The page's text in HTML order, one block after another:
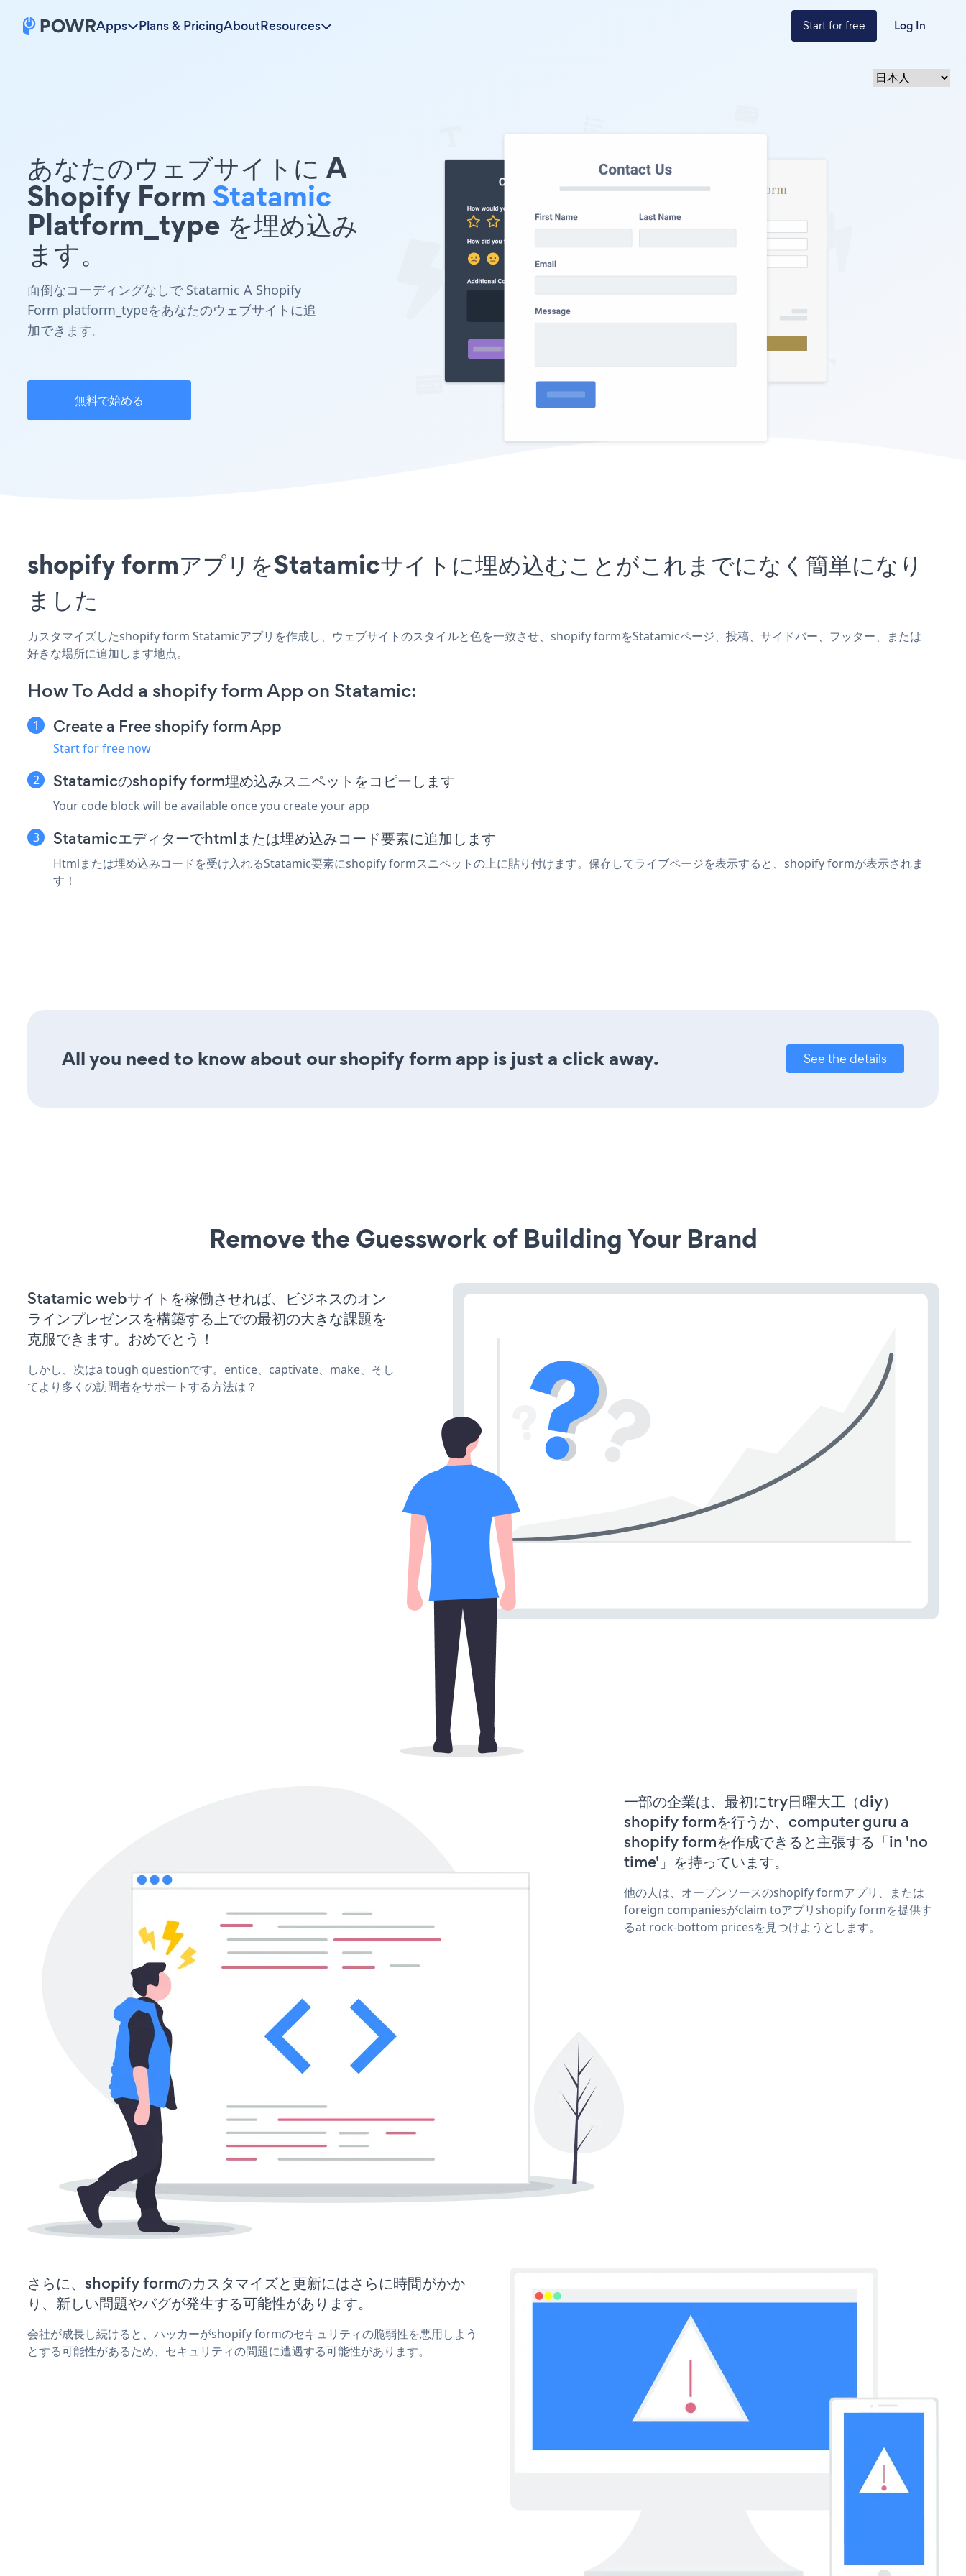
Apps Plans & PricingAboutResources Start for free Log In
あなたのウェブサイトに A
Shopify Form Statamic
Platform_type を埋め込み
ます。
面倒なコーディングなしで Statamic A Shopify
Form platform_typeをあなたのウェブサイトに追
加できます。
無料で始める
shopify formアプリをStatamicサイトに埋め込むことがこれまでになく簡単になり
ました
カスタマイズしたshopify form Statamicアプリを作成し、ウェブサイトのスタイルと色を一致させ、shopify formをStatamicページ、投稿、サイドバー、フッター、または
好きな場所に追加します地点。
How To Add a shopify form App on Statamic:
Create a Free shopify form App
Start for free now
Statamicのshopify form埋め込みスニペットをコピーします
Your code block will be available once you create your app
Statamicエディターでhtmlまたは埋め込みコード要素に追加します
Htmlまたは埋め込みコードを受け入れるStatamic要素にshopify formスニペットの上に貼り付けます。保存してライブページを表示すると、shopify formが表示されま
す！
All you need to know about our shopify form app is just a click away. See the details
Remove the Guesswork of Building Your Brand
Statamic webサイトを稼働させれば、ビジネスのオン
ラインプレゼンスを構築する上での最初の大きな課題を
克服できます。おめでとう！
しかし、次はa tough questionです。entice、captivate、make、そし
てより多くの訪問者をサポートする方法は？
一部の企業は、最初にtry日曜大工（diy）
shopify formを行うか、computer guru a
shopify formを作成できると主張する「in 'no
time'」を持っています。
他の人は、オープンソースのshopify formアプリ、または
foreign companiesがclaim toアプリshopify formを提供す
るat rock-bottom pricesを見つけようとします。
さらに、shopify formのカスタマイズと更新にはさらに時間がかか
り、新しい問題やバグが発生する可能性があります。
会社が成長し続けると、ハッカーがshopify formのセキュリティの脆弱性を悪用しよう
とする可能性があるため、セキュリティの問題に遭遇する可能性があります。